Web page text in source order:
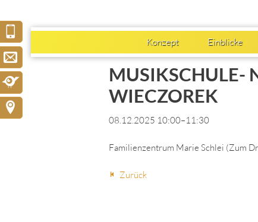
Konzept Einblicke
MUSIKSCHULE-
WIECZOREK
08.12.2025 10:00–11:30
Familienzentrum Marie Schlei (Zum
Zurück